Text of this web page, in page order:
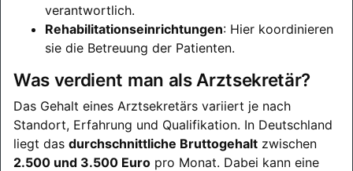
verantwortlich.
Rehabilitationseinrichtungen: Hier koordinieren
sie die Betreuung der Patienten.
Was verdient man als Arztsekretär?
Das Gehalt eines Arztsekretärs variiert je nach
Standort, Erfahrung und Qualifikation. In Deutschland
liegt das durchschnittliche Bruttogehalt zwischen
2.500 und 3.500 Euro pro Monat. Dabei kann eine